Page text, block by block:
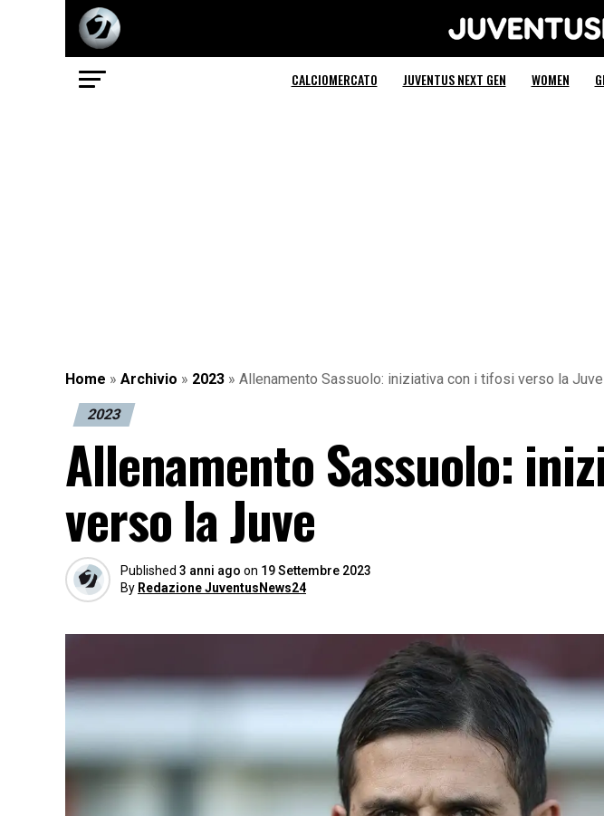
CALCIOMERCATO JUVENTUS NEXT GEN WOMEN
Home » Archivio » 2023 » Allenamento Sassuolo: iniziativa con i tifosi verso la Juve
2023
Allenamento Sassuolo:
verso la Juve
Published 3 anni ago on 19 Settembre 2023
By Redazione JuventusNews24